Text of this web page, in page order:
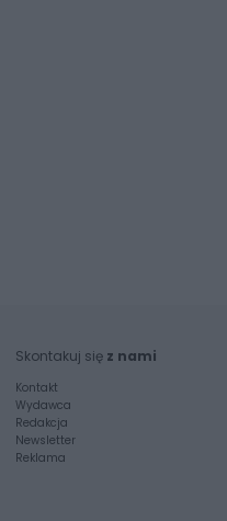
Skontakuj się z nami
Kontakt
Wydawca
Redakcja
Newsletter
Reklama